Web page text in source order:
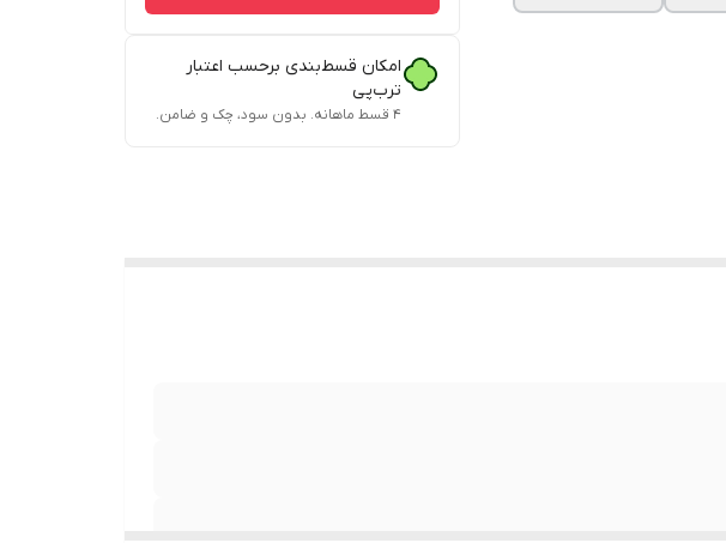
امکان قسط‌بندی برحسب اعتبار
ترب‌پی
۴ قسط ماهانه. بدون سود، چک و ضامن.